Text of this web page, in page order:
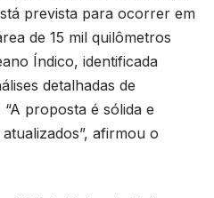
prevista para ocorrer em
de 15 mil quilômetros
Índico, identificada
detalhadas de
proposta é sólida e
afirmou o